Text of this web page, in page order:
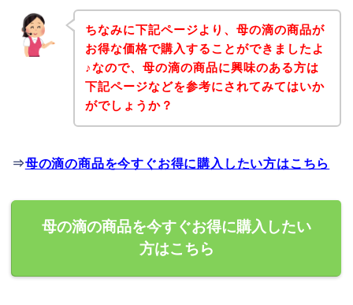
ちなみに下記ページより、母の滴の商品が
お得な価格で購入することができましたよ
♪なので、母の滴の商品に興味のある方は
下記ページなどを参考にされてみてはいか
がでしょうか？
⇒母の滴の商品を今すぐお得に購入したい方はこちら
母の滴の商品を今すぐお得に購入したい
方はこちら